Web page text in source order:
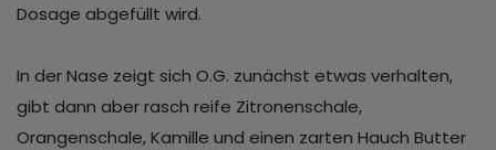
Dosage abgefüllt wird.
In der Nase zeigt sich O.G. zunächst etwas verhalten,
gibt dann aber rasch reife Zitronenschale,
Orangenschale, Kamille und einen zarten Hauch Butter